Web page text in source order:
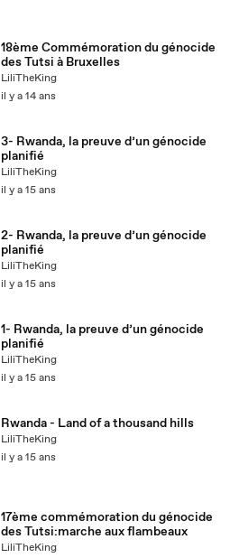
18ème Commémoration du génocide
des Tutsi à Bruxelles
LiliTheKing
il y a 14 ans
3- Rwanda, la preuve d’un génocide
planifié
LiliTheKing
il y a 15 ans
2- Rwanda, la preuve d’un génocide
planifié
LiliTheKing
il y a 15 ans
1- Rwanda, la preuve d’un génocide
planifié
LiliTheKing
il y a 15 ans
Rwanda - Land of a thousand hills
LiliTheKing
il y a 15 ans
17ème commémoration du génocide
des Tutsi:marche aux flambeaux
LiliTheKing